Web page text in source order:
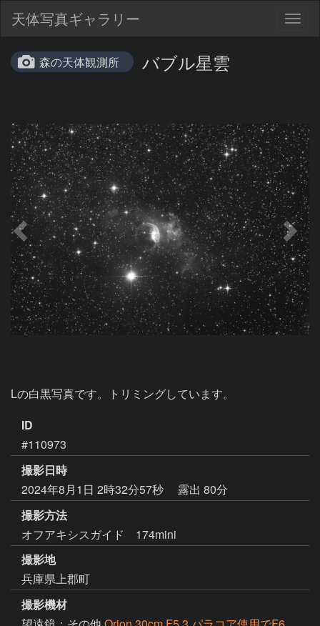
天体写真ギャラリー
森の天体観測所 バブル星雲
Lの白黒写真です。トリミングしています。
ID
#110973
撮影日時
2024年8月1日 2時32分57秒
露出 80分
撮影方法
オフアキシスガイド 174mini
撮影地
兵庫県上郡町
撮影機材